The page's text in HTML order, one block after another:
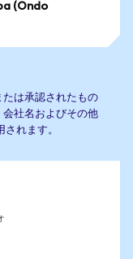
(Ondo
は承認されたもの
社名およびその他
れます。